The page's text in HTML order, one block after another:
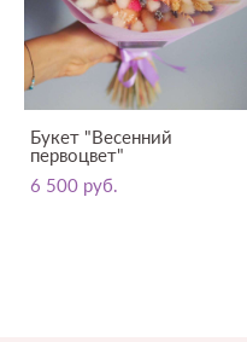
Букет "Весенний
первоцвет"
6 500 pуб.